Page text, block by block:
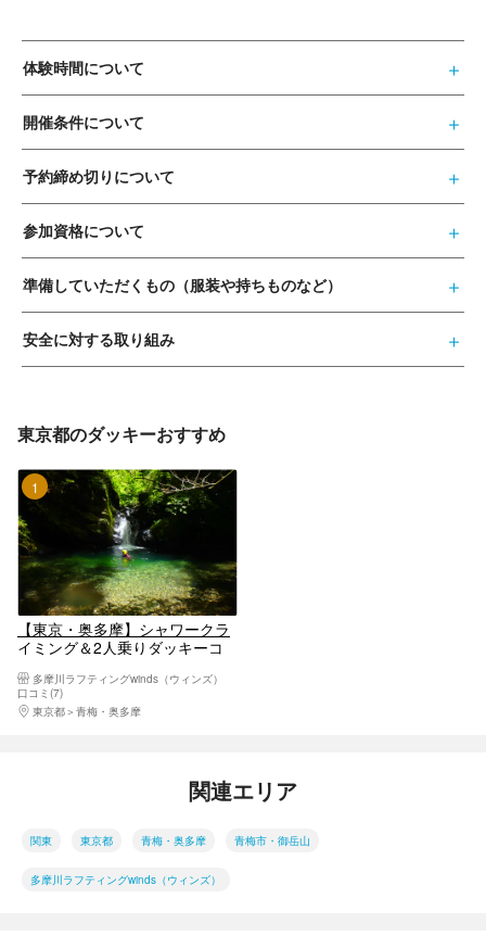
体験時間について
開催条件について
予約締め切りについて
参加資格について
準備していただくもの（服装や持ちものなど）
安全に対する取り組み
東京都のダッキーおすすめ
1位
【東京・奥多摩】シャワークラ
イミング＆2人乗りダッキーコ
チ付）
多摩川ラフティングwinds（ウィンズ）
口コミ(7)
東京都
青梅・奥多摩
関連エリア
関東 東京都 青梅・奥多摩 青梅市・御岳山
多摩川ラフティングwinds（ウィンズ）